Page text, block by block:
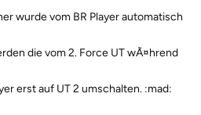
wurde vom BR Player automatisch
die vom 2. Force UT wÃ¤hrend
erst auf UT 2 umschalten. :mad: